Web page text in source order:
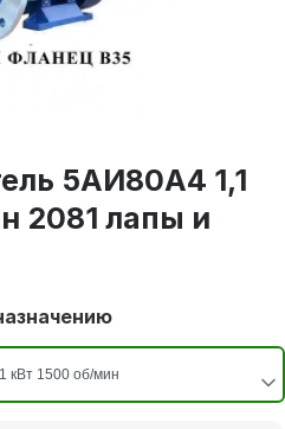
5АИ80А4 1,1
2081 лапы и